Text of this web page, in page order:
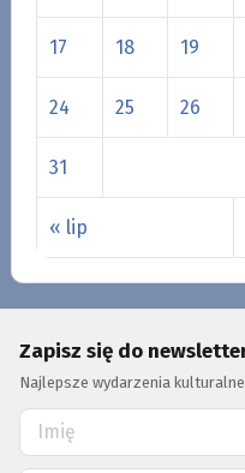
« lip
17 18 19
24 25 26
31
Zapisz się do
Najlepsze wydarzenia